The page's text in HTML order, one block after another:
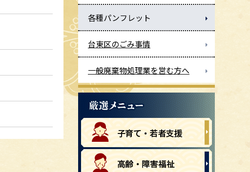
各種パンフレット
台東区のごみ事情
一般廃棄物処理業を営む方へ